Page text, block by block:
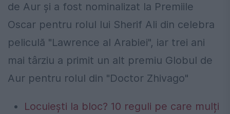
de Aur și a fost nominalizat la Premiile
Oscar pentru rolul lui Sherif Ali din celebra
peliculă "Lawrence al Arabiei", iar trei ani
mai târziu a primit un alt premiu Globul de
Aur pentru rolul din "Doctor Zhivago"
Locuiești la bloc? 10 reguli pe care mulți